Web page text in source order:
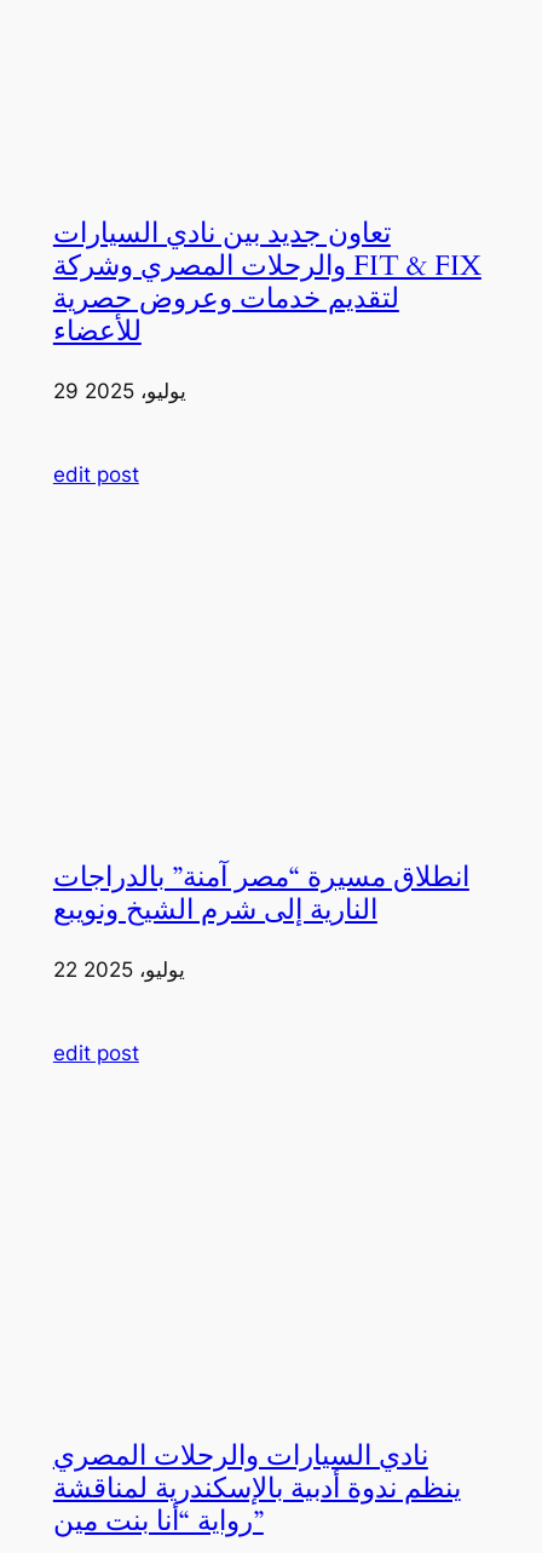
تعاون جديد بين نادي السيارات
والرحلات المصري وشركة FIT & FIX
لتقديم خدمات وعروض حصرية
للأعضاء
29 يوليو، 2025
edit post
انطلاق مسيرة “مصر آمنة” بالدراجات
النارية إلى شرم الشيخ ونويبع
22 يوليو، 2025
edit post
نادي السيارات والرحلات المصري
ينظم ندوة أدبية بالإسكندرية لمناقشة
رواية “أنا بنت مين”